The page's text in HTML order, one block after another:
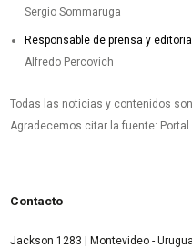
Sergio Sommaruga
Responsable de prensa y
Alfredo Percovich
Todas las noticias y contenidos
Agradecemos citar la fuente: Portal
Contacto
Jackson 1283 | Montevideo -